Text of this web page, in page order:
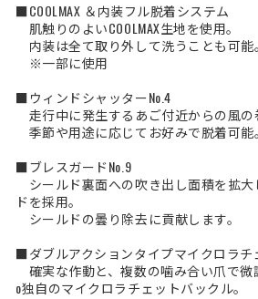
■COOLMAX ＆内装フル脱着システム
肌触りのよいCOOLMAX生地を使用。
内装は全て取り外して洗うことも可能。
※一部に使用
■ウィンドシャッターNo.4
走行中に発生するあご付近からの風の
季節や用途に応じてお好みで脱着可能。
■ブレスガードNo.9
シールド裏面への吹き出し面積を拡
ドを採用。
シールドの曇り除去に貢献します。
■ダブルアクションタイプマイクロラチ
確実な作動と、複数の噛み合い爪で微
o独自のマイクロラチェットバックル。